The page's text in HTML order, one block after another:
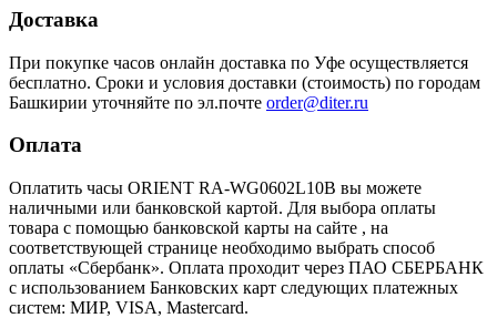
Доставка
При покупке часов онлайн доставка по Уфе осуществляется
бесплатно. Сроки и условия доставки (стоимость) по городам
Башкирии уточняйте по эл.почте order@diter.ru
Оплата
Оплатить часы ORIENT RA-WG0602L10B вы можете
наличными или банковской картой. Для выбора оплаты
товара с помощью банковской карты на сайте , на
соответствующей странице необходимо выбрать способ
оплаты «Сбербанк». Оплата проходит через ПАО СБЕРБАНК
с использованием Банковских карт следующих платежных
систем: МИР, VISA, Mastercard.